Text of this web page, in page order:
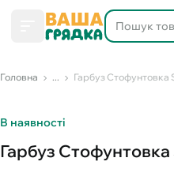
Головна ... Гарбуз Стофунтовка
В наявності
Гарбуз